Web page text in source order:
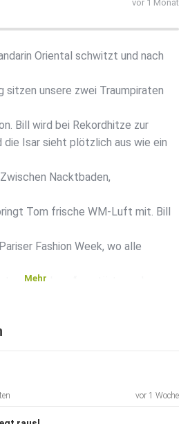
vor 1 Monat
Oriental schwitzt und nach
sitzen unsere zwei Traumpiraten
Bill wird bei Rekordhitze zur
die Isar sieht plötzlich aus wie ein
Nacktbaden,
Tom frische WM-Luft mit. Bill
Fashion Week, wo alle
phase“ gestört werden
Bill nicht nur als neues Gesicht
den aufkeimenden Wunsch
Mehr
vor 1 Woche